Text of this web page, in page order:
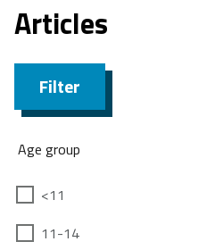
Articles
Filter
Age group
<11
11-14